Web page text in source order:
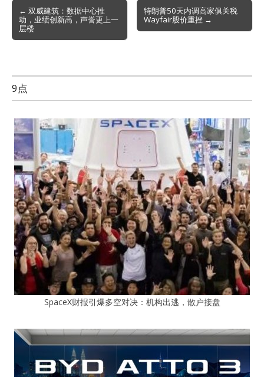
Post
navigation
← 双威建筑：数据中心推
动，业绩创新高，声誉更上一
层楼
特朗普50天内调高家俱关税
Wayfair股价重挫 →
9点
SpaceX财报引爆多空对决：机构出逃，散户接盘